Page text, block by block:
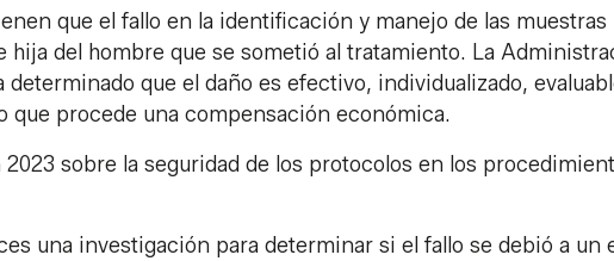
que el fallo en la identificación y manejo de las muestras
hija del hombre que se sometió al tratamiento. La
determinado que el daño es efectivo, individualizado,
procede una compensación económica.
sobre la seguridad de los protocolos en los
una investigación para determinar si el fallo se debió a un